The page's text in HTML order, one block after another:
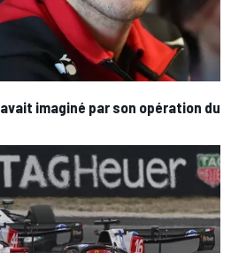
imaginé par son opération du